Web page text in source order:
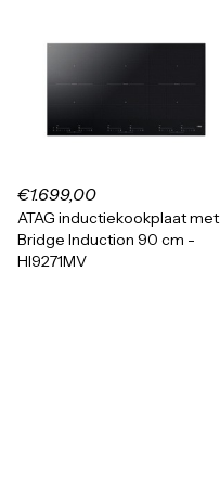
€1.699,00
ATAG inductiekookplaat met
Bridge Induction 90 cm -
HI9271MV